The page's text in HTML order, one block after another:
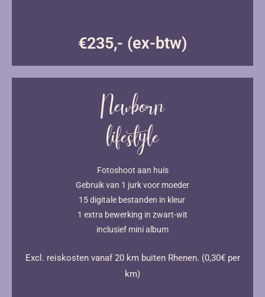
€235,- (ex-btw)
Newborn
lifestyle
Fotoshoot aan huis
Gebruik van 1 jurk voor moeder
15 digitale bestanden in kleur
1 extra bewerking in zwart-wit
inclusief mini album
Excl. reiskosten vanaf 20 km buiten Rhenen. (0,30€ per
km)